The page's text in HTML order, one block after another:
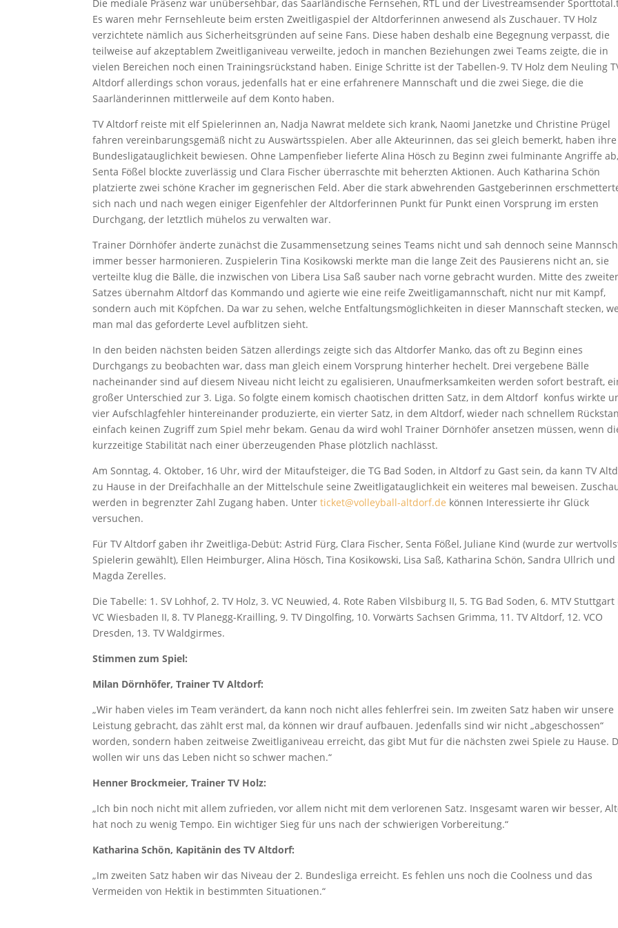
Die mediale Präsenz war unübersehbar, das Saarländische Fernsehen, RTL und der Livestreamsender
Es waren mehr Fernsehleute beim ersten Zweitligaspiel der Altdorferinnen anwesend als Zuschauer. TV Holz
verzichtete nämlich aus Sicherheitsgründen auf seine Fans. Diese haben deshalb eine Begegnung verpasst, die
teilweise auf akzeptablem Zweitliganiveau verweilte, jedoch in manchen Beziehungen zwei Teams zeigte, die in
vielen Bereichen noch einen Trainingsrückstand haben. Einige Schritte ist der Tabellen-9. TV Holz dem Neuling
Altdorf allerdings schon voraus, jedenfalls hat er eine erfahrenere Mannschaft und die zwei Siege, die die
Saarländerinnen mittlerweile auf dem Konto haben.
TV Altdorf reiste mit elf Spielerinnen an, Nadja Nawrat meldete sich krank, Naomi Janetzke und Christine Prügel
fahren vereinbarungsgemäß nicht zu Auswärtsspielen. Aber alle Akteurinnen, das sei gleich bemerkt, haben ihre
Bundesligatauglichkeit bewiesen. Ohne Lampenfieber lieferte Alina Hösch zu Beginn zwei fulminante Angriffe ab,
Senta Fößel blockte zuverlässig und Clara Fischer überraschte mit beherzten Aktionen. Auch Katharina Schön
platzierte zwei schöne Kracher im gegnerischen Feld. Aber die stark abwehrenden Gastgeberinnen
sich nach und nach wegen einiger Eigenfehler der Altdorferinnen Punkt für Punkt einen Vorsprung im ersten
Durchgang, der letztlich mühelos zu verwalten war.
Trainer Dörnhöfer änderte zunächst die Zusammensetzung seines Teams nicht und sah dennoch seine
immer besser harmonieren. Zuspielerin Tina Kosikowski merkte man die lange Zeit des Pausierens nicht an, sie
verteilte klug die Bälle, die inzwischen von Libera Lisa Saß sauber nach vorne gebracht wurden. Mitte des
Satzes übernahm Altdorf das Kommando und agierte wie eine reife Zweitligamannschaft, nicht nur mit Kampf,
sondern auch mit Köpfchen. Da war zu sehen, welche Entfaltungsmöglichkeiten in dieser Mannschaft stecken,
man mal das geforderte Level aufblitzen sieht.
In den beiden nächsten beiden Sätzen allerdings zeigte sich das Altdorfer Manko, das oft zu Beginn eines
Durchgangs zu beobachten war, dass man gleich einem Vorsprung hinterher hechelt. Drei vergebene Bälle
nacheinander sind auf diesem Niveau nicht leicht zu egalisieren, Unaufmerksamkeiten werden sofort bestraft,
großer Unterschied zur 3. Liga. So folgte einem komisch chaotischen dritten Satz, in dem Altdorf konfus wirkte
vier Aufschlagfehler hintereinander produzierte, ein vierter Satz, in dem Altdorf, wieder nach schnellem
einfach keinen Zugriff zum Spiel mehr bekam. Genau da wird wohl Trainer Dörnhöfer ansetzen müssen, wenn
kurzzeitige Stabilität nach einer überzeugenden Phase plötzlich nachlässt.
Am Sonntag, 4. Oktober, 16 Uhr, wird der Mitaufsteiger, die TG Bad Soden, in Altdorf zu Gast sein, da kann TV
zu Hause in der Dreifachhalle an der Mittelschule seine Zweitligatauglichkeit ein weiteres mal beweisen.
werden in begrenzter Zahl Zugang haben. Unterticket@volleyball-altdorf.de können Interessierte ihr Glück
versuchen.
Für TV Altdorf gaben ihr Zweitliga-Debüt: Astrid Fürg, Clara Fischer, Senta Fößel, Juliane Kind (wurde zur
Spielerin gewählt), Ellen Heimburger, Alina Hösch, Tina Kosikowski, Lisa Saß, Katharina Schön, Sandra Ullrich und
Magda Zerelles.
Die Tabelle: 1. SV Lohhof, 2. TV Holz, 3. VC Neuwied, 4. Rote Raben Vilsbiburg II, 5. TG Bad Soden, 6. MTV Stuttgart
VC Wiesbaden II, 8. TV Planegg-Krailling, 9. TV Dingolfing, 10. Vorwärts Sachsen Grimma, 11. TV Altdorf, 12. VCO
Dresden, 13. TV Waldgirmes.
Stimmen zum Spiel:
Milan Dörnhöfer, Trainer TV Altdorf:
„Wir haben vieles im Team verändert, da kann noch nicht alles fehlerfrei sein. Im zweiten Satz haben wir unsere
Leistung gebracht, das zählt erst mal, da können wir drauf aufbauen. Jedenfalls sind wir nicht „abgeschossen“
worden, sondern haben zeitweise Zweitliganiveau erreicht, das gibt Mut für die nächsten zwei Spiele zu Hause.
wollen wir uns das Leben nicht so schwer machen.“
Henner Brockmeier, Trainer TV Holz:
„Ich bin noch nicht mit allem zufrieden, vor allem nicht mit dem verlorenen Satz. Insgesamt waren wir besser,
hat noch zu wenig Tempo. Ein wichtiger Sieg für uns nach der schwierigen Vorbereitung.“
Katharina Schön, Kapitänin des TV Altdorf:
„Im zweiten Satz haben wir das Niveau der 2. Bundesliga erreicht. Es fehlen uns noch die Coolness und das
Vermeiden von Hektik in bestimmten Situationen.“